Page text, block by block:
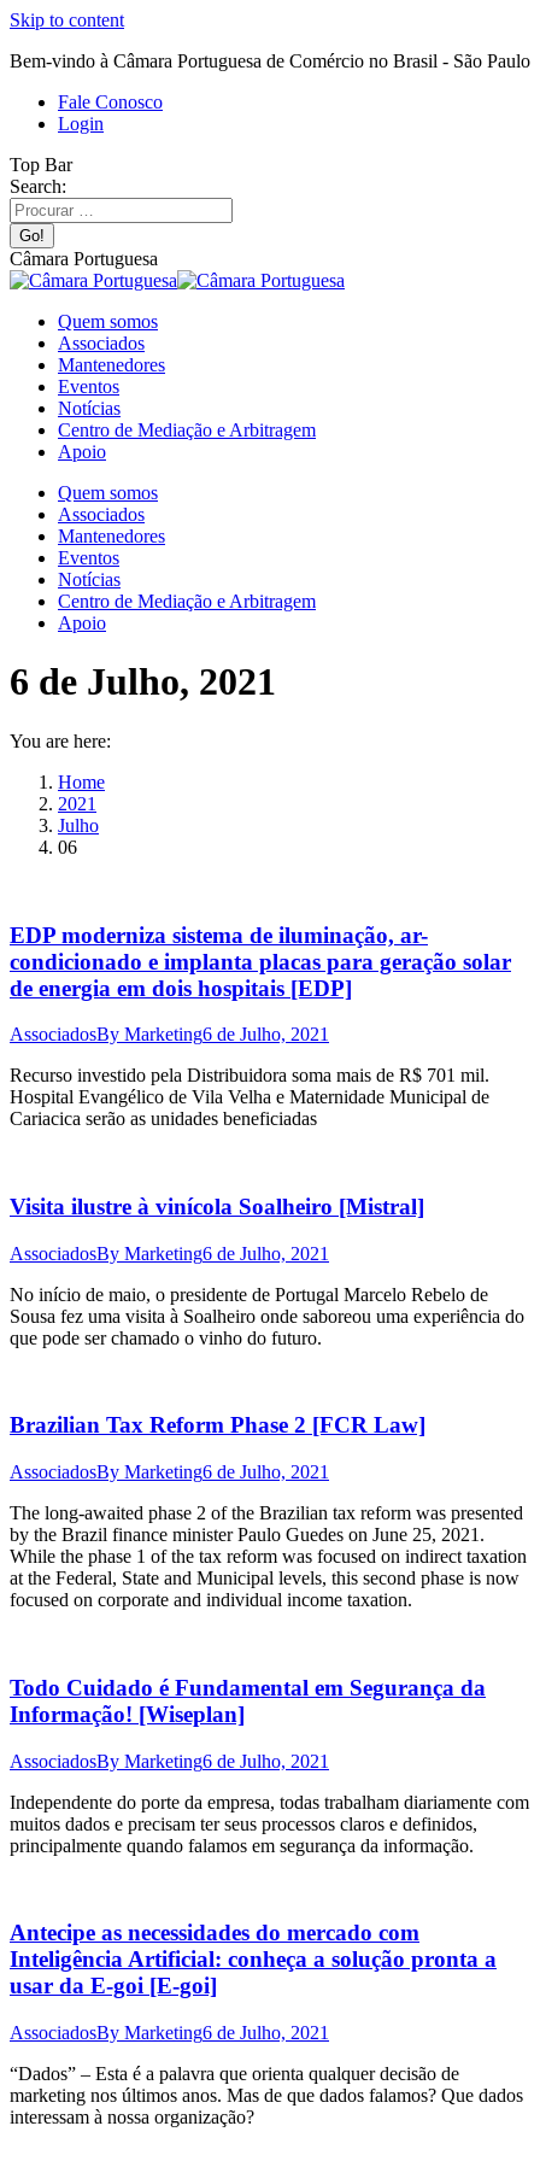
Skip to content
Bem-vindo à Câmara Portuguesa de Comércio no Brasil - São Paulo
Fale Conosco
Login
Top Bar
Search:
Câmara Portuguesa
Quem somos
Associados
Mantenedores
Eventos
Notícias
Centro de Mediação e Arbitragem
Apoio
Quem somos
Associados
Mantenedores
Eventos
Notícias
Centro de Mediação e Arbitragem
Apoio
6 de Julho, 2021
You are here:
Home
2021
Julho
06
EDP moderniza sistema de iluminação, ar-
condicionado e implanta placas para geração solar
de energia em dois hospitais [EDP]
AssociadosBy Marketing6 de Julho, 2021
Recurso investido pela Distribuidora soma mais de R$ 701 mil.
Hospital Evangélico de Vila Velha e Maternidade Municipal de
Cariacica serão as unidades beneficiadas
Visita ilustre à vinícola Soalheiro [Mistral]
AssociadosBy Marketing6 de Julho, 2021
No início de maio, o presidente de Portugal Marcelo Rebelo de
Sousa fez uma visita à Soalheiro onde saboreou uma experiência do
que pode ser chamado o vinho do futuro.
Brazilian Tax Reform Phase 2 [FCR Law]
AssociadosBy Marketing6 de Julho, 2021
The long-awaited phase 2 of the Brazilian tax reform was presented
by the Brazil finance minister Paulo Guedes on June 25, 2021.
While the phase 1 of the tax reform was focused on indirect taxation
at the Federal, State and Municipal levels, this second phase is now
focused on corporate and individual income taxation.
Todo Cuidado é Fundamental em Segurança da
Informação! [Wiseplan]
AssociadosBy Marketing6 de Julho, 2021
Independente do porte da empresa, todas trabalham diariamente com
muitos dados e precisam ter seus processos claros e definidos,
principalmente quando falamos em segurança da informação.
Antecipe as necessidades do mercado com
Inteligência Artificial: conheça a solução pronta a
usar da E-goi [E-goi]
AssociadosBy Marketing6 de Julho, 2021
“Dados” – Esta é a palavra que orienta qualquer decisão de
marketing nos últimos anos. Mas de que dados falamos? Que dados
interessam à nossa organização?